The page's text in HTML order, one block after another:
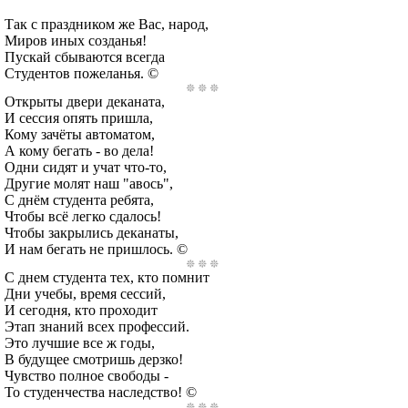
Так с праздником же Вас, народ,
Миров иных созданья!
Пускай сбываются всегда
Студентов пожеланья. ©
Открыты двери деканата,
И сессия опять пришла,
Кому зачёты автоматом,
А кому бегать - во дела!
Одни сидят и учат что-то,
Другие молят наш "авось",
С днём студента ребята,
Чтобы всё легко сдалось!
Чтобы закрылись деканаты,
И нам бегать не пришлось. ©
С днем студента тех, кто помнит
Дни учебы, время сессий,
И сегодня, кто проходит
Этап знаний всех профессий.
Это лучшие все ж годы,
В будущее смотришь дерзко!
Чувство полное свободы -
То студенчества наследство! ©